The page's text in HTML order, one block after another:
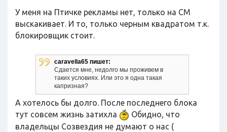
У меня на Птичке рекламы нет, только на СМ
выскакивает. И то, только черным квадратом т.к.
блокировщик стоит.
caravella65 пишет:
Сдается мне, недолго мы проживем в
таких условиях. Или это я одна такая
капризная?
А хотелось бы долго. После последнего блока
тут совсем жизнь затихла
Обидно, что
владельцы Созвездия не думают о нас (